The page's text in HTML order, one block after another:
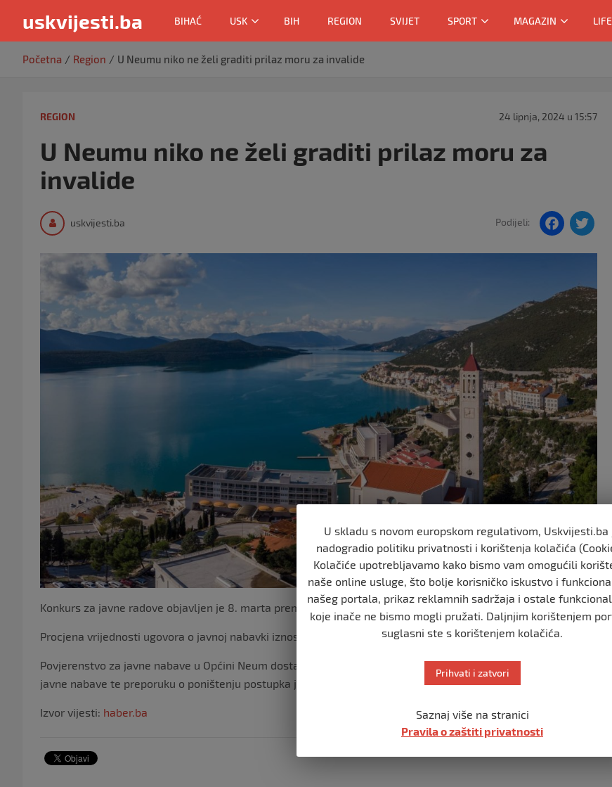
uskvijesti.ba BIHAĆ USK BIH REGION SVIJET SPORT MAGAZIN
Početna Region U Neumu niko ne želi graditi prilaz moru za invalide
REGION 24 lipnja, 2024 u 15:57
U Neumu niko ne želi graditi prilaz moru za
invalide
uskvijesti.ba Podijeli:
F
e
b
o
o
k
er
Konkurs za javne radove objavljen je 8. marta prema kriteriju najniže cijene.
Procjena vrijednosti ugovora o javnoj nabavki iznosila 29.515,00 KM bez PDV-a.
Povjerenstvo za javne nabave u Općini Neum dostavilo je Zapisnik o otvaranju ponuda u otvorenom postupku
javne nabave te preporuku o poništenju postupka jer nije dostavljena niti jedna ponuda, pišuVijesti.ba
Izvor vijesti: haber.ba
U skladu s novom europskom regulativom, Uskvijesti.ba
nadogradio politiku privatnosti i korištenja kolačića
Kolačiće upotrebljavamo kako bismo vam omogućili
naše online usluge, što bolje korisničko iskustvo i
našeg portala, prikaz reklamnih sadržaja i ostale
koje inače ne bismo mogli pružati. Daljnjim korištenjem
suglasni ste s korištenjem kolačića.
Prihvati i zatvori
Saznaj više na stranici
Pravila o zaštiti privatnosti